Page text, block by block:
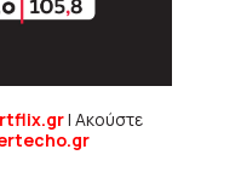
| Ακούστε